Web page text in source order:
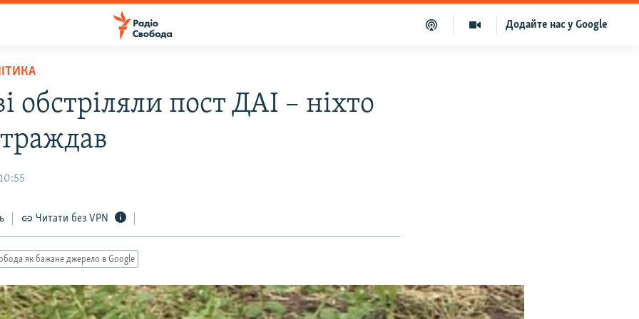
Додайте нас у Google
обстріляли пост ДАІ – ніхто
Читати без VPN
як бажане джерело в Google